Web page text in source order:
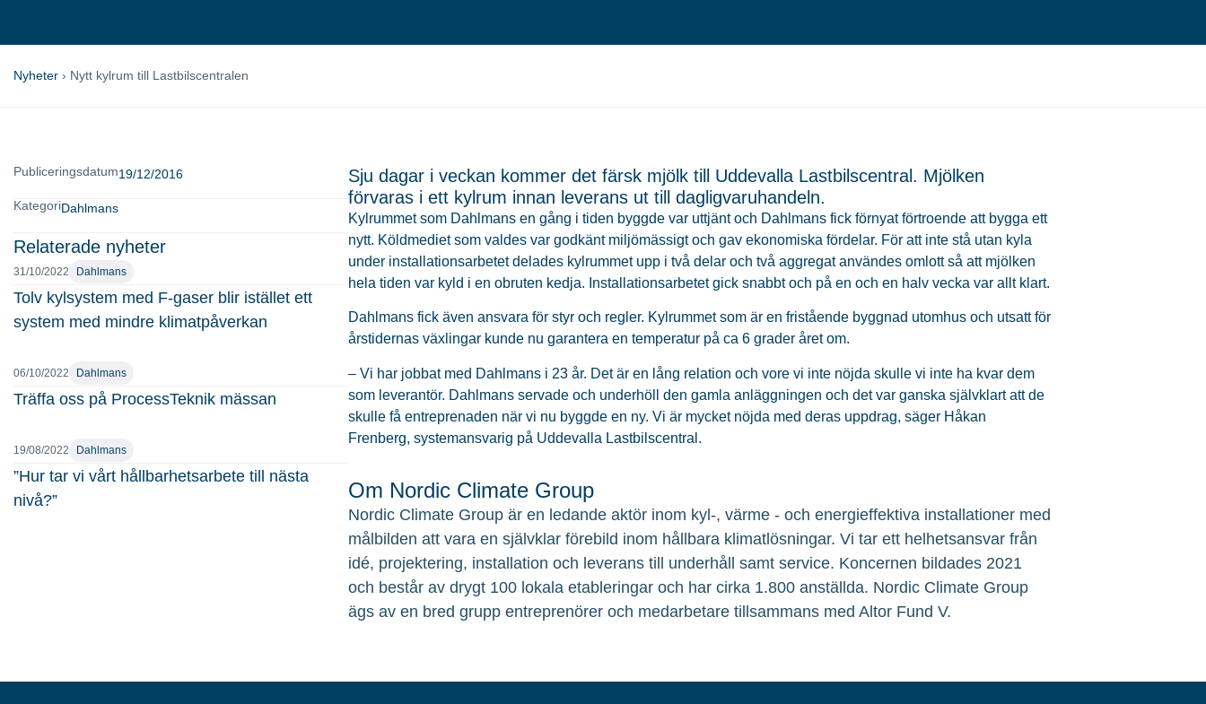
Nyheter › Nytt kylrum till Lastbilscentralen
Publiceringsdatum19/12/2016
KategoriDahlmans
Relaterade nyheter
31/10/2022 Dahlmans
Tolv kylsystem med F-gaser blir istället ett
system med mindre klimatpåverkan
06/10/2022 Dahlmans
Träffa oss på ProcessTeknik mässan
19/08/2022 Dahlmans
”Hur tar vi vårt hållbarhetsarbete till nästa
nivå?”
Sju dagar i veckan kommer det färsk mjölk till Uddevalla Lastbilscentral. Mjölken
förvaras i ett kylrum innan leverans ut till dagligvaruhandeln.
Kylrummet som Dahlmans en gång i tiden byggde var uttjänt och Dahlmans fick förnyat förtroende att bygga ett
nytt. Köldmediet som valdes var godkänt miljömässigt och gav ekonomiska fördelar. För att inte stå utan kyla
under installationsarbetet delades kylrummet upp i två delar och två aggregat användes omlott så att mjölken
hela tiden var kyld i en obruten kedja. Installationsarbetet gick snabbt och på en och en halv vecka var allt klart.
Dahlmans fick även ansvara för styr och regler. Kylrummet som är en fristående byggnad utomhus och utsatt för
årstidernas växlingar kunde nu garantera en temperatur på ca 6 grader året om.
– Vi har jobbat med Dahlmans i 23 år. Det är en lång relation och vore vi inte nöjda skulle vi inte ha kvar dem
som leverantör. Dahlmans servade och underhöll den gamla anläggningen och det var ganska självklart att de
skulle få entreprenaden när vi nu byggde en ny. Vi är mycket nöjda med deras uppdrag, säger Håkan
Frenberg, systemansvarig på Uddevalla Lastbilscentral.
Om Nordic Climate Group
Nordic Climate Group är en ledande aktör inom kyl-, värme - och energieffektiva installationer med
målbilden att vara en självklar förebild inom hållbara klimatlösningar. Vi tar ett helhetsansvar från
idé, projektering, installation och leverans till underhåll samt service. Koncernen bildades 2021
och består av drygt 100 lokala etableringar och har cirka 1.800 anställda. Nordic Climate Group
ägs av en bred grupp entreprenörer och medarbetare tillsammans med Altor Fund V.